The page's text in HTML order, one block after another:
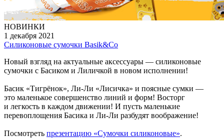
НОВИНКИ
1 декабря 2021
Силиконовые сумочки Basik&Co
Новый взгляд на актуальные аксессуары — силиконовые
сумочки с Басиком и Лиличкой в новом исполнении!
Басик «Тигрёнок», Ли-Ли «Лисичка» и поясные сумки —
это маленькое совершенство линий и форм! Восторг
и легкость в каждом движении! И пусть маленькие
перевоплощения Басика и Ли-Ли разбудят воображение!
Посмотреть презентацию «Сумочки силиконовые».